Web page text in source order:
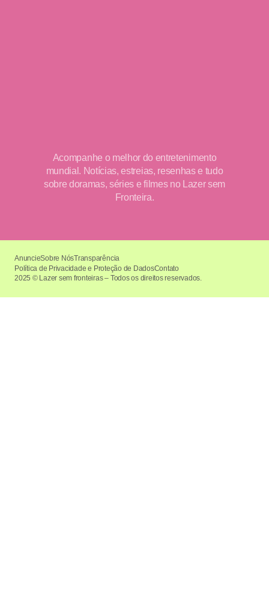
Acompanhe o melhor do entretenimento
mundial. Notícias, estreias, resenhas e tudo
sobre doramas, séries e filmes no Lazer sem
Fronteira.
2025 © Lazer sem fronteiras – Todos os direitos reservados.
AnuncieSobre NósTransparência
Política de Privacidade e Proteção de DadosContato